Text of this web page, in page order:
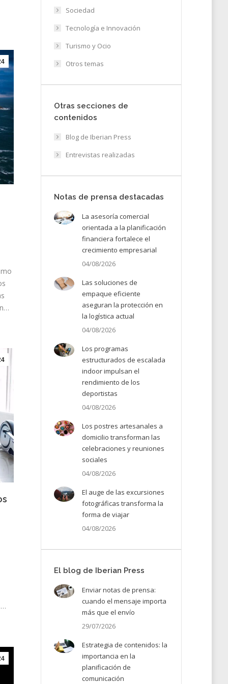
Sociedad
Tecnología e Innovación
Turismo y Ocio
Otros temas
Otras secciones de
contenidos
Blog de Iberian Press
Entrevistas realizadas
Notas de prensa destacadas
La asesoría comercial
orientada a la planificación
financiera fortalece el
crecimiento empresarial
04/08/2026
Las soluciones de
empaque eficiente
aseguran la protección en
la logística actual
04/08/2026
Los programas
estructurados de escalada
indoor impulsan el
rendimiento de los
deportistas
04/08/2026
Los postres artesanales a
domicilio transforman las
celebraciones y reuniones
sociales
04/08/2026
El auge de las excursiones
fotográficas transforma la
forma de viajar
04/08/2026
El blog de Iberian Press
Enviar notas de prensa:
cuando el mensaje importa
más que el envío
29/07/2026
Estrategia de contenidos: la
importancia en la
planificación de
comunicación